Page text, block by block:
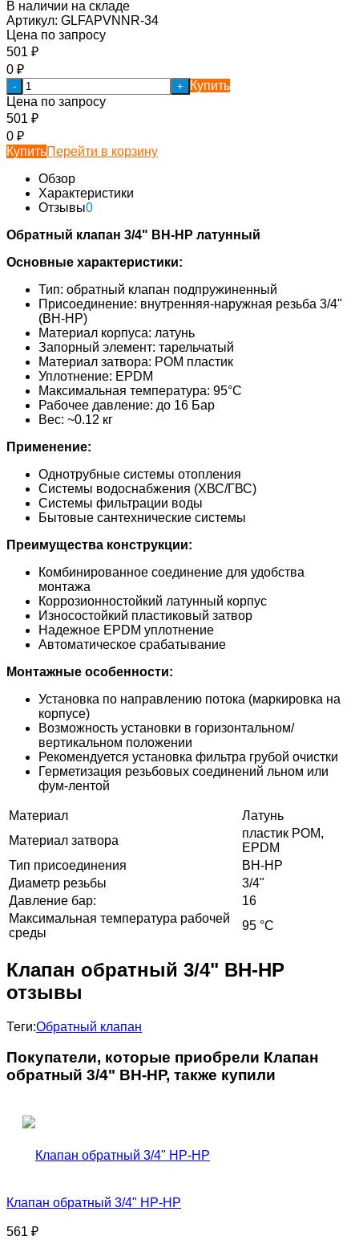
В наличии на складе
Артикул: GLFAPVNNR-34
Цена по запросу
501 ₽
0 ₽
- +
Купить
Цена по запросу
501 ₽
0 ₽
КупитьПерейти в корзину
Обзор
Характеристики
Отзывы0
Обратный клапан 3/4" ВН-НР латунный
Основные характеристики:
Тип: обратный клапан подпружиненный
Присоединение: внутренняя-наружная резьба 3/4"
(ВН-НР)
Материал корпуса: латунь
Запорный элемент: тарельчатый
Материал затвора: POM пластик
Уплотнение: EPDM
Максимальная температура: 95°C
Рабочее давление: до 16 Бар
Вес: ~0.12 кг
Применение:
Однотрубные системы отопления
Системы водоснабжения (ХВС/ГВС)
Системы фильтрации воды
Бытовые сантехнические системы
Преимущества конструкции:
Комбинированное соединение для удобства
монтажа
Коррозионностойкий латунный корпус
Износостойкий пластиковый затвор
Надежное EPDM уплотнение
Автоматическое срабатывание
Монтажные особенности:
Установка по направлению потока (маркировка на
корпусе)
Возможность установки в горизонтальном/
вертикальном положении
Рекомендуется установка фильтра грубой очистки
Герметизация резьбовых соединений льном или
фум-лентой
Материал
Латунь
Материал затвора
пластик POM,
EPDM
Тип присоединения
ВН-НР
Диаметр резьбы
3/4"
Давление бар:
16
Максимальная температура рабочей
среды
95 °C
Клапан обратный 3/4" ВН-НР
отзывы
Теги:Обратный клапан
Покупатели, которые приобрели Клапан
обратный 3/4" ВН-НР, также купили
Клапан обратный 3/4" НР-НР
561 ₽